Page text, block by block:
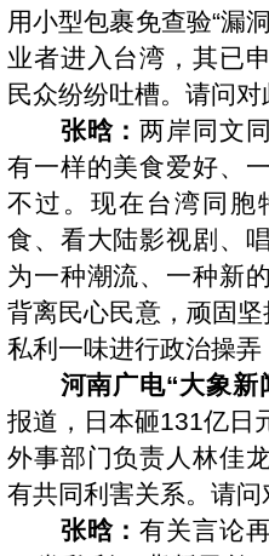
用小型包裹免查验“漏
业者进入台湾，其已
民众纷纷吐槽。请问对
张晗：两岸同文
有一样的美食爱好、
不过。现在台湾同胞
食、看大陆影视剧、
为一种潮流、一种新
背离民心民意，顽固坚
私利一味进行政治操弄
河南广电“大象新
报道，日本砸131亿日
外事部门负责人林佳
有共同利害关系。请问
张晗：有关言论